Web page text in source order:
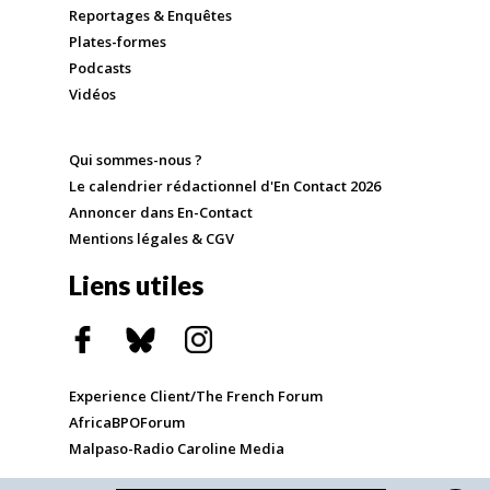
Reportages & Enquêtes
Plates-formes
Podcasts
Vidéos
Qui sommes-nous ?
Le calendrier rédactionnel d'En Contact 2026
Annoncer dans En-Contact
Mentions légales & CGV
Liens utiles
Experience Client/The French Forum
AfricaBPOForum
Malpaso-Radio Caroline Media